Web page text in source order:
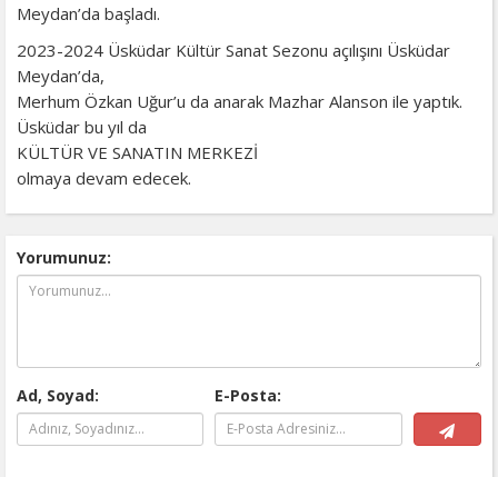
Meydan’da başladı.
2023-2024 Üsküdar Kültür Sanat Sezonu açılışını Üsküdar
Meydan’da,
Merhum Özkan Uğur’u da anarak Mazhar Alanson ile yaptık.
Üsküdar bu yıl da
KÜLTÜR VE SANATIN MERKEZİ
olmaya devam edecek.
Yorumunuz:
Ad, Soyad: E-Posta: